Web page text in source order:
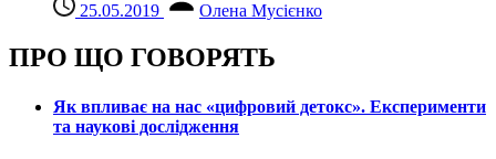
25.05.2019 Олена Мусієнко
ПРО ЩО ГОВОРЯТЬ
Як впливає на нас «цифровий детокс». Експерименти
та наукові дослідження